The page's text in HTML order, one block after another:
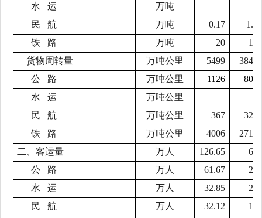
水
运
万吨
民
航 万吨 0.17
1.59
铁
路 万吨 20
134
货物周转量
万吨公里 5499
38469
公
路 万吨公里 1126
8050
水
运
万吨公里
民
航 万吨公里 367
3276
铁
路 万吨公里 4006
27143
二、客运量
万人 126.65
690
公
路 万人 61.67
273
水
运 万人 32.85
220
民
航 万人 32.12
197